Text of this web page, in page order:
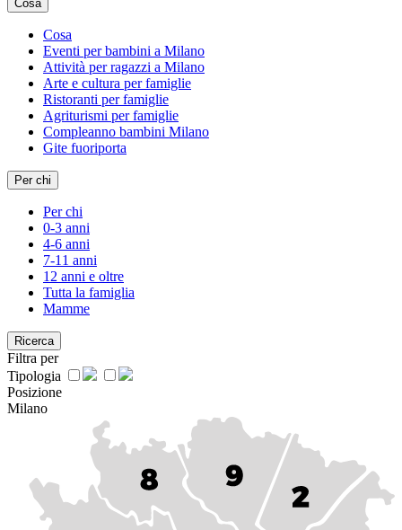
Cosa
Cosa
Eventi per bambini a Milano
Attività per ragazzi a Milano
Arte e cultura per famiglie
Ristoranti per famiglie
Agriturismi per famiglie
Compleanno bambini Milano
Gite fuoriporta
Per chi
Per chi
0-3 anni
4-6 anni
7-11 anni
12 anni e oltre
Tutta la famiglia
Mamme
Ricerca
Filtra per
Tipologia
Posizione
Milano